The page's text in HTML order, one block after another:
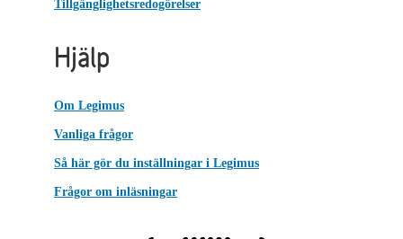
Tillgänglighetsredogörelser
Hjälp
Om Legimus
Vanliga frågor
Så här gör du inställningar i Legimus
Frågor om inläsningar